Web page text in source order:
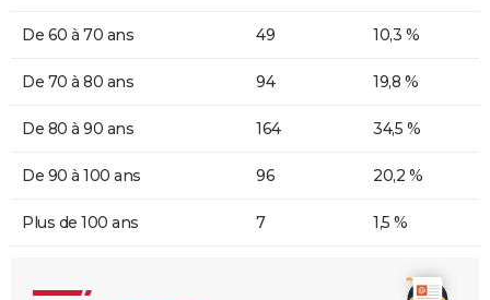
De 60 à 70 ans 49 10,3 %
De 70 à 80 ans 94 19,8 %
De 80 à 90 ans 164 34,5 %
De 90 à 100 ans 96 20,2 %
Plus de 100 ans 7 1,5 %